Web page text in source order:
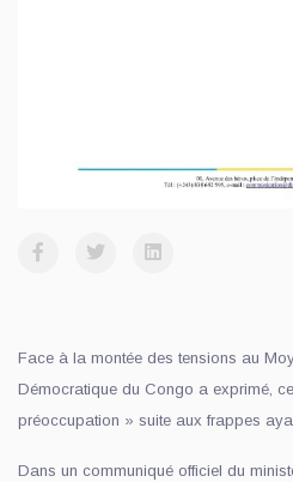
Face à la montée des tensions au
Démocratique du Congo a exprimé,
préoccupation » suite aux frappes
Dans un communiqué officiel du